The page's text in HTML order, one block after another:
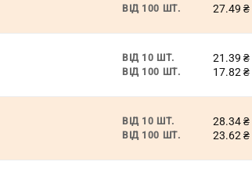
ВІД 100 ШТ. 27.49 ₴
ВІД 10 ШТ. 21.39 ₴
ВІД 100 ШТ. 17.82₴
ВІД 10 ШТ. 28.34₴
ВІД 100 ШТ. 23.62₴